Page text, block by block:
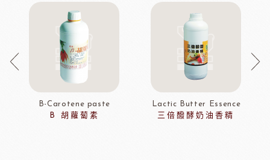
B-Carotene paste
B 胡蘿蔔素
Lactic Butter Essence
三倍醱酵奶油香精